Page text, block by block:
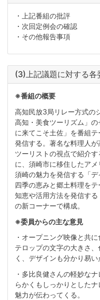
・上記番組の批評
・次回定例会の確認
・その他報告事項
(3)上記議題に対する各
※番組の概要
高知民放3局リレー方式の
高知・美食ツーリズム」
に来てこそ土佐」を番組
発信する。著名な料理人
ツーリストの視点で紹介
に、須崎市に移住したア
須崎の魅力を発信する「デ
四季の恵みと郷土料理を
知恵や活用方法を発信す
の新コーナーで構成。
※委員からの主な意見
・オープニング映像と共
テロップの文字の大きさ
く、デザインも分かり易い
・多比良健さんの軽妙な
らかくもしっかりとした
魅力が伝わってくる。